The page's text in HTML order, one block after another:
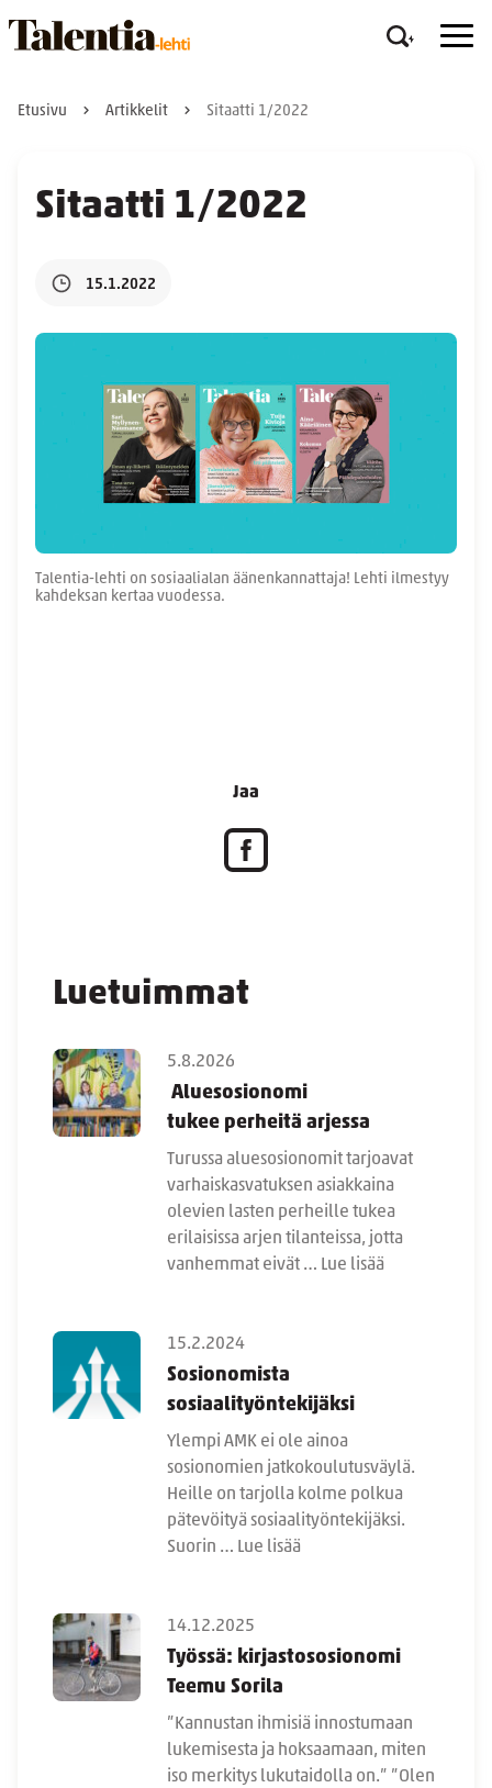
Etusivu Artikkelit Sitaatti 1/2022
Luetuimmat
5.8.2026
Aluesosionomi
tukee perheitä arjessa
Turussa aluesosionomit tarjoavat
varhaiskasvatuksen asiakkaina
olevien lasten perheille tukea
erilaisissa arjen tilanteissa, jotta
vanhemmat eivät … Lue lisää
15.2.2024
Sosionomista
sosiaalityöntekijäksi
Ylempi AMK ei ole ainoa
sosionomien jatkokoulutusväylä.
Heille on tarjolla kolme polkua
pätevöityä sosiaalityöntekijäksi.
Suorin … Lue lisää
14.12.2025
Työssä: kirjastososionomi
Teemu Sorila
”Kannustan ihmisiä innostumaan
lukemisesta ja hoksaamaan, miten
iso merkitys lukutaidolla on.” ”Olen
Sitaatti 1/2022
15.1.2022
Talentia-lehti on sosiaalialan äänenkannattaja! Lehti ilmestyy
kahdeksan kertaa vuodessa.
Jaa